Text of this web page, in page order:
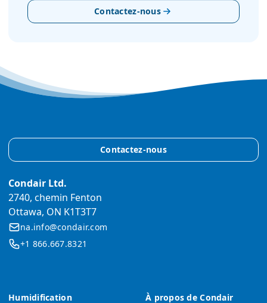
Contactez-nous
Humidification À propos de Condair
Contactez-nous
Condair Ltd.
2740, chemin Fenton
Ottawa, ON K1T3T7
na.info@condair.com
+1 866.667.8321